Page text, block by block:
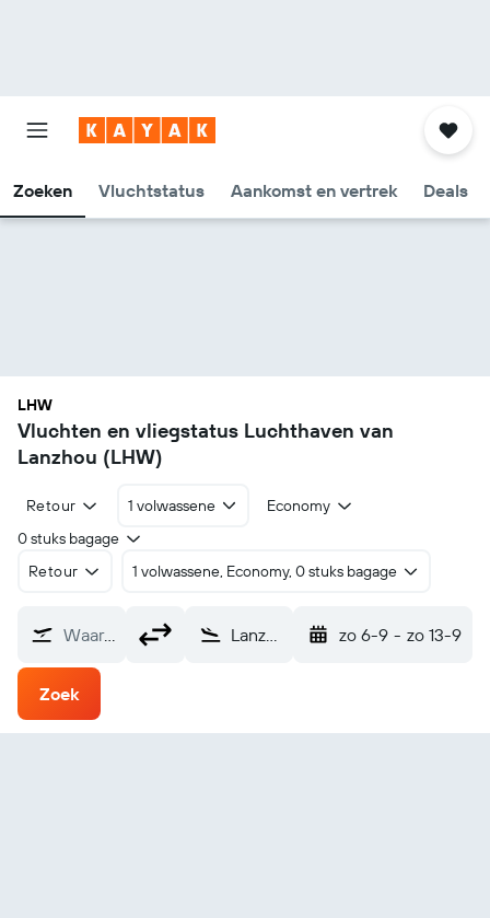
Zoeken Vluchtstatus Aankomst en vertrek Deals
LHW
Vluchten en vliegstatus Luchthaven van
Lanzhou (LHW)
Retour 1 volwassene
Economy
0 stuks bagage
Retour
1 volwassene, Economy, 0 stuks bagage
Waarvandaan? Lanzhou (LHW) zo 6-9 - zo 13-9
Zoek